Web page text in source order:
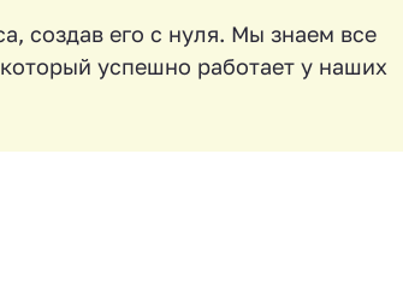
создав его с нуля. Мы знаем все
успешно работает у наших